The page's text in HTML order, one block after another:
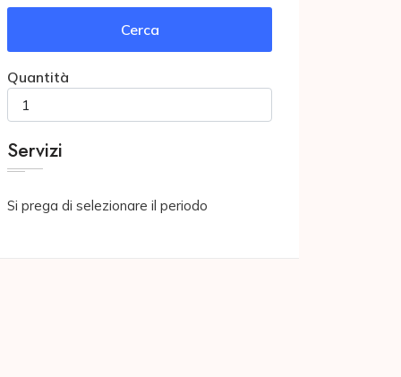
Cerca
Quantità
Servizi
Si prega di selezionare il periodo